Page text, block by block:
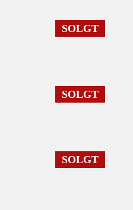
SOLGT
SOLGT
SOLGT